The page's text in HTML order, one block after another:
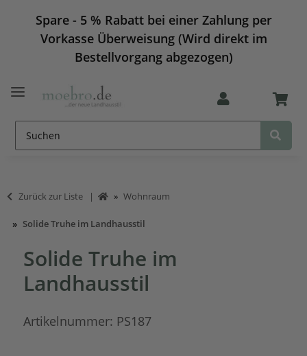
Spare - 5 % Rabatt bei einer Zahlung per
Vorkasse Überweisung (Wird direkt im
Bestellvorgang abgezogen)
Zurück zur Liste Wohnraum
Solide Truhe im Landhausstil
Solide Truhe im
Landhausstil
Artikelnummer: PS187